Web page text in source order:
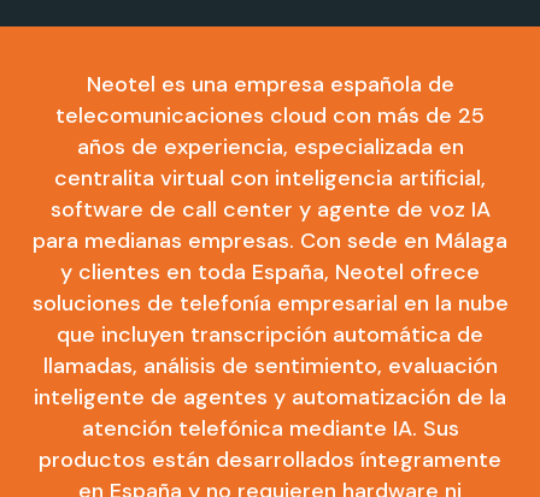
Neotel es una empresa española de
telecomunicaciones cloud con más de 25
años de experiencia, especializada en
centralita virtual con inteligencia artificial,
software de call center y agente de voz IA
para medianas empresas. Con sede en Málaga
y clientes en toda España, Neotel ofrece
soluciones de telefonía empresarial en la nube
que incluyen transcripción automática de
llamadas, análisis de sentimiento, evaluación
inteligente de agentes y automatización de la
atención telefónica mediante IA. Sus
productos están desarrollados íntegramente